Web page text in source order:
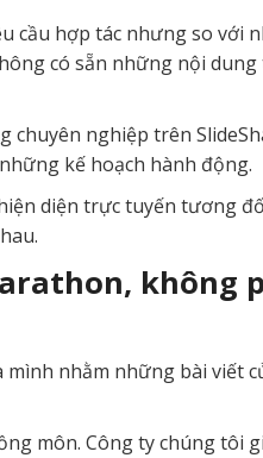
cầu hợp tác nhưng so với
có sẵn những nội dung
nghiệp trên
kế hoạch hành động.
diện trực tuyến tương
không
nhằm những bài viết
môn. Công ty chúng tôi